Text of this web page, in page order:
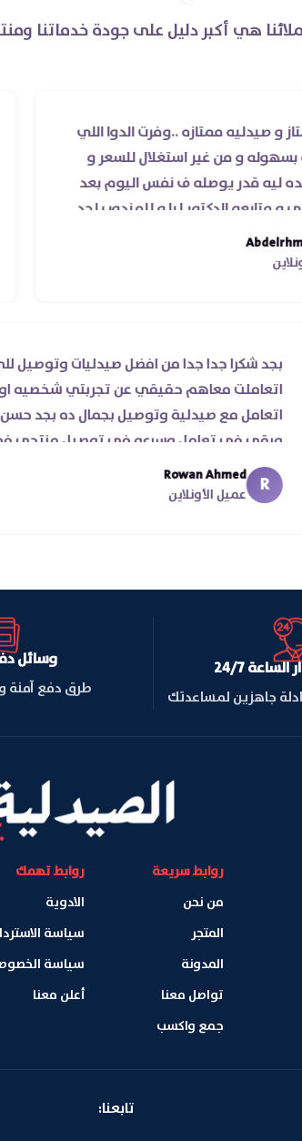
هي أكبر دليل على جودة خدماتنا
ممتازه ..وفرت الدوا اللي
من غير استغلال للسعر و
يوصله ف نفس اليوم بعد
ليا و للمندوب لحد
موعد عمله ..فضل يتابع
جزيلا ليكم
بعد
بجد شكرا جدا جدا من افضل صيدليات
اتعاملت معاهم حقيقي عن تجربتي
اتعامل مع صيدلية وتوصيل بجمال
ورقي في تعامل وسرعه في
من يومين من اسكندرية للقاهره ..
R
Rowan Ahmed
عميل الأونلاين
24/7
جاهزين لمساعدتك
وسائل
طرق دفع آمنة
روابط سريعة
من نحن
المتجر
المدونة
تواصل معنا
جمع واكسب
روابط تهمك
الادوية
سياسة
سياسة
أعلن معنا
تابعنا: